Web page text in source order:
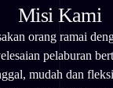
Misi Kami
orang ramai
pelaburan
mudah dan